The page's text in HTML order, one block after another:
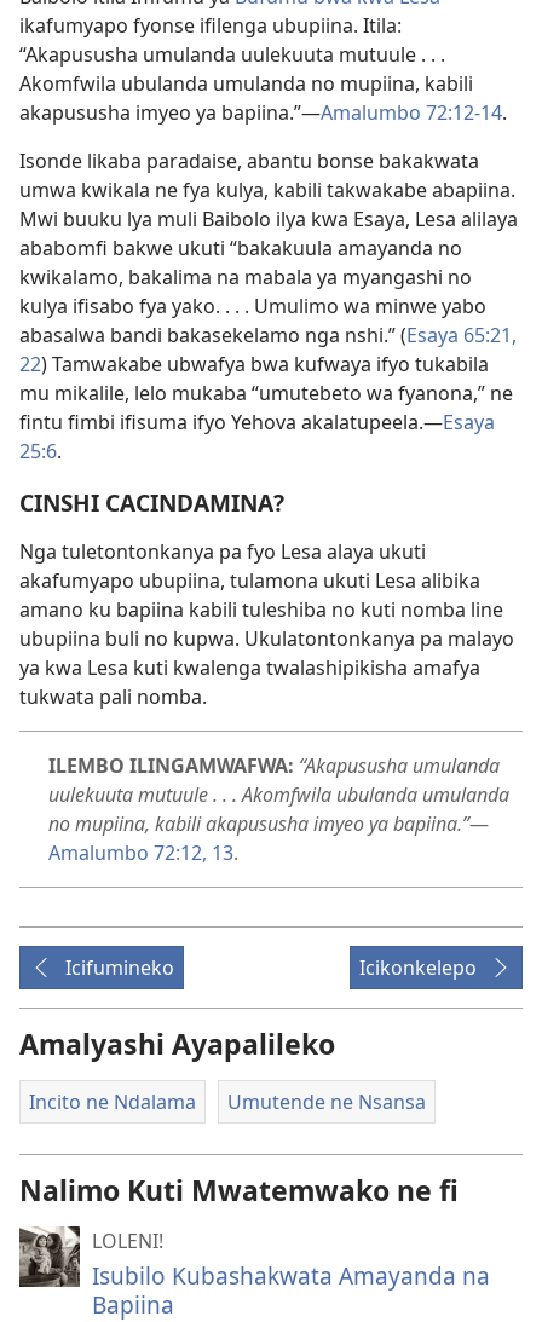
ikafumyapo fyonse ifilenga ubupiina. Itila:
“Akapususha umulanda uulekuuta mutuule . . .
Akomfwila ubulanda umulanda no mupiina, kabili
akapususha imyeo ya bapiina.”—Amalumbo 72:12-14.
Isonde likaba paradaise, abantu bonse bakakwata
umwa kwikala ne fya kulya, kabili takwakabe abapiina.
Mwi buuku lya muli Baibolo ilya kwa Esaya, Lesa alilaya
ababomfi bakwe ukuti “bakakuula amayanda no
kwikalamo, bakalima na mabala ya myangashi no
kulya ifisabo fya yako. . . . Umulimo wa minwe yabo
abasalwa bandi bakasekelamo nga nshi.” (Esaya 65:21,
22) Tamwakabe ubwafya bwa kufwaya ifyo tukabila
mu mikalile, lelo mukaba “umutebeto wa fyanona,” ne
fintu fimbi ifisuma ifyo Yehova akalatupeela.—Esaya
25:6.
CINSHI CACINDAMINA?
Nga tuletontonkanya pa fyo Lesa alaya ukuti
akafumyapo ubupiina, tulamona ukuti Lesa alibika
amano ku bapiina kabili tuleshiba no kuti nomba line
ubupiina buli no kupwa. Ukulatontonkanya pa malayo
ya kwa Lesa kuti kwalenga twalashipikisha amafya
tukwata pali nomba.
ILEMBO ILINGAMWAFWA: “Akapususha umulanda
uulekuuta mutuule . . . Akomfwila ubulanda umulanda
no mupiina, kabili akapususha imyeo ya bapiina.”—
Amalumbo 72:12, 13.
Icifumineko Icikonkelepo
Amalyashi Ayapalileko
Incito ne Ndalama Umutende ne Nsansa
Nalimo Kuti Mwatemwako ne fi
LOLENI!
Isubilo Kubashakwata Amayanda na
Bapiina